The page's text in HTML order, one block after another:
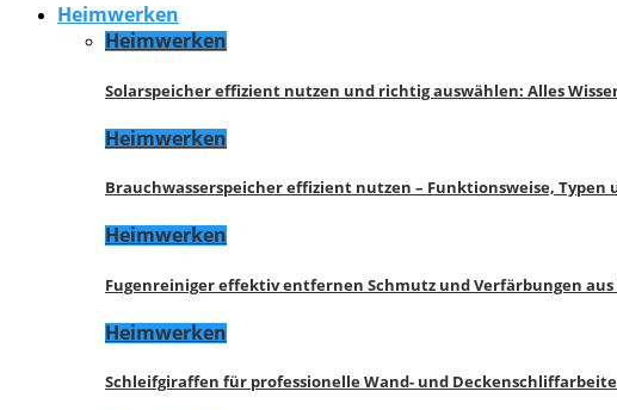
Heimwerken
Heimwerken
Solarspeicher effizient nutzen und richtig auswählen: Alles
Heimwerken
Brauchwasserspeicher effizient nutzen – Funktionsweise,
Heimwerken
Fugenreiniger effektiv entfernen Schmutz und Verfärbungen aus
Heimwerken
Schleifgiraffen für professionelle Wand- und